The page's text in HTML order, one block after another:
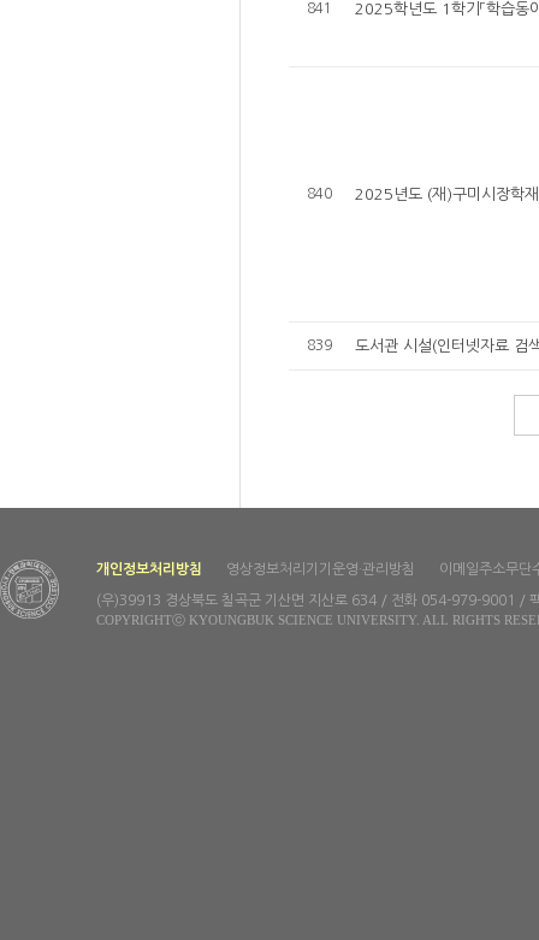
841 2025학년도 1학기「학습동
840 2025년도 (재)구미시장학
839 도서관 시설(인터넷자료 검
개인정보처리방침 영상정보처리기기운영·관리방침 이메일주소무단
(우)39913 경상북도 칠곡군 기산면 지산로 634 / 전화 054-979-9001 /
COPYRIGHTⓒ KYOUNGBUK SCIENCE UNIVERSITY. ALL RIGHTS